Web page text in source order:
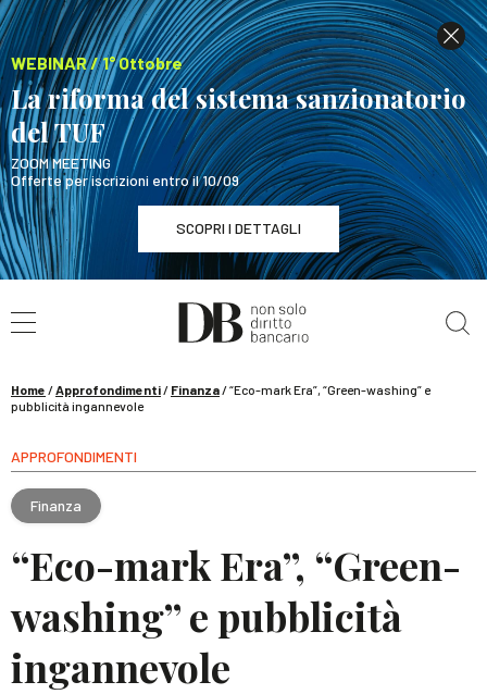
WEBINAR / 1° Ottobre
La riforma del sistema sanzionatorio
del TUF
ZOOM MEETING
Offerte per iscrizioni entro il 10/09
SCOPRI I DETTAGLI
WEBINAR / 1° Ottobre
La riforma del sistema sanzionatorio del TUF
Home /Approfondimenti/ Finanza/“Eco-mark Era”, “Green-washing” e
pubblicità ingannevole
APPROFONDIMENTI
Finanza
“Eco-mark Era”, “Green-
washing” e pubblicità
ingannevole